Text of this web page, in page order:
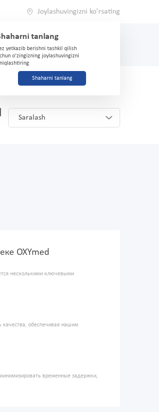
Joylashuvingizni ko'rsating
tanlang
yetkazib berishni tashkil qilish
o'zingizning joylashuvingizni
Shaharni tanlang
200-03-03
bosuvchilar
Saralash
OXYmed
несколькими ключевыми
качества, обеспечивая нашим
временные задержки,